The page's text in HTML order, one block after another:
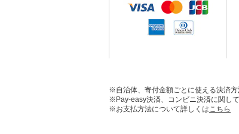
※自治体、寄付金額ごとに使える決済方
※Pay-easy決済、コンビニ決済に関し
※お支払方法について詳しくはこちら